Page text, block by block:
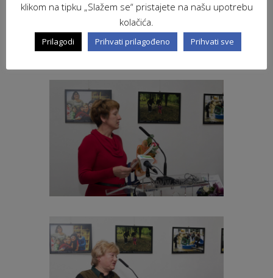
klikom na tipku „Slažem se“ pristajete na našu upotrebu
kolačića.
Prilagodi Prihvati prilagođeno Prihvati sve